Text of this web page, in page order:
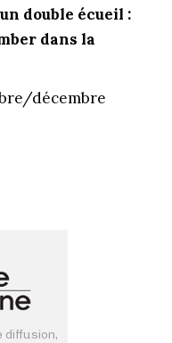
double écueil :
dans la
décembre
diffusion,